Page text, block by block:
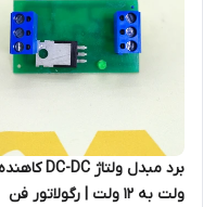
ولت به ۱۲ ولت | رگولاتور فن